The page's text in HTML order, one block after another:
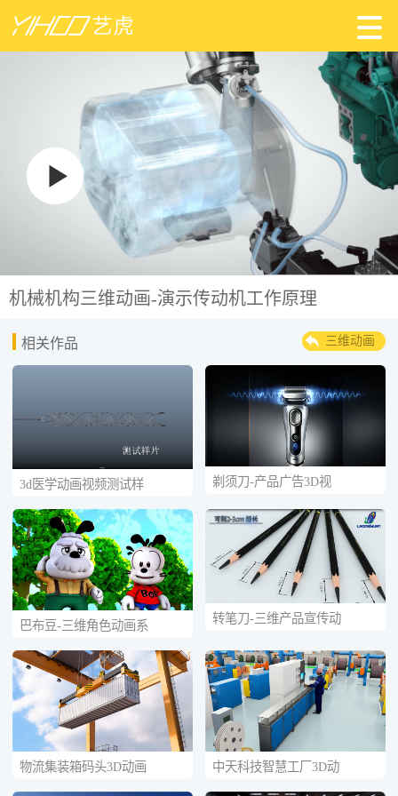
机械机构三维动画-演示传动机工作原理
相关作品 三维动画
3d医学动画视频测试样 剃须刀-产品广告3D视
巴布豆-三维角色动画系 转笔刀-三维产品宣传动
物流集装箱码头3D动画 中天科技智慧工厂3D动